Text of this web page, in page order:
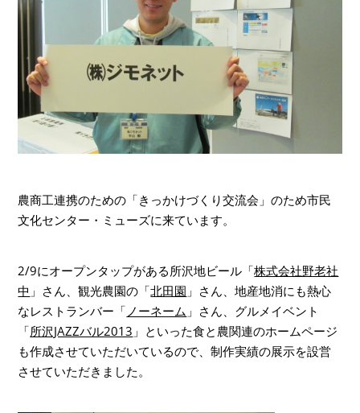
農商工連携のための「きっかけづくり交流会」のため市民
文化センター・ミューズに来ています。
2/9にオープンタップがある所沢地ビール「株式会社野老社
中 」さん、観光農園の「北田園 」さん、地産地消にも熱心
なレストランバー「 ノーネーム 」さん、グルメイベント
「所沢JAZZバル2013 」といった食と農関連のホームページ
も作成させていただいているので、制作実績の展示を設営
させていただきました。